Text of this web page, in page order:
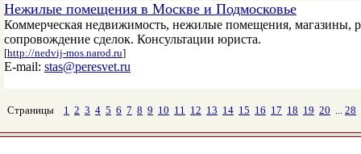
Нежилые помещения в Москве и Подмосковье
Коммерческая недвижимость, нежилые помещения, магазины,
сопровождение сделок. Консультации юриста.
[http://nedvij-mos.narod.ru]
E-mail: stas@peresvet.ru
Страницы 1 2 3 4 5 6 7 8 9 10 11 12 13 14 15 16 17 18 19 20 ... 28